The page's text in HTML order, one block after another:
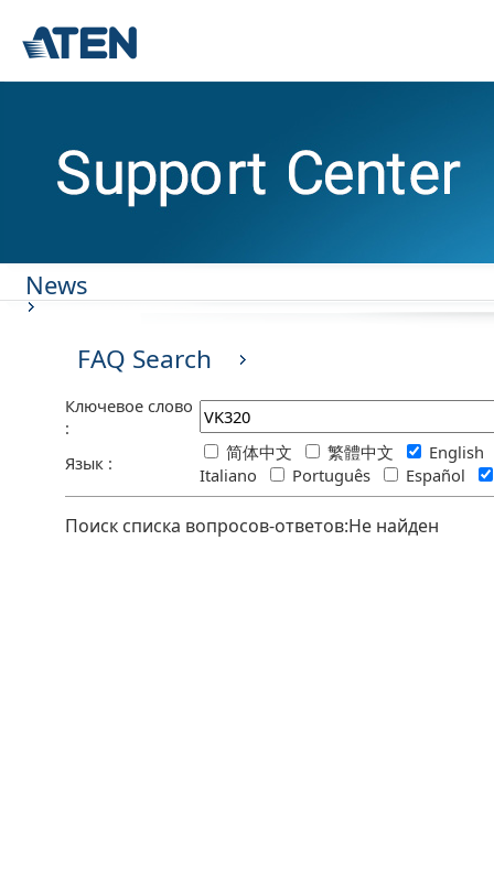
News
FAQ Search
Ключевое слово
:
Язык :
简体中文 繁體中文
English
Italiano
Português Español